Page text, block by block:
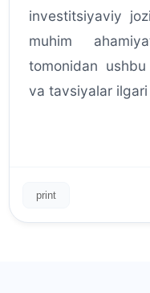
investitsiyaviy
muhim
tomonidan
va tavsiyalar
print